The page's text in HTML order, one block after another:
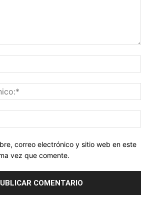
correo electrónico y sitio web en este
vez que comente.